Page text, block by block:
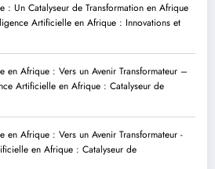
: Un Catalyseur de Transformation en Afrique
Artificielle en Afrique : Innovations et
en Afrique : Vers un Avenir Transformateur –
Artificielle en Afrique : Catalyseur de
en Afrique : Vers un Avenir Transformateur -
en Afrique : Catalyseur de